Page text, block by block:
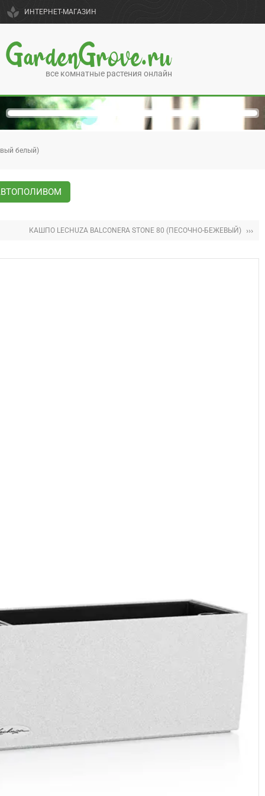
spa ИНТЕРНЕТ-МАГАЗИН
GardenGrove.ru
все комнатные растения онлайн
белый)
КАШПО LECHUZA BALCONERA STONE 80 (ПЕСОЧНО-БЕЖЕВЫЙ) ›››